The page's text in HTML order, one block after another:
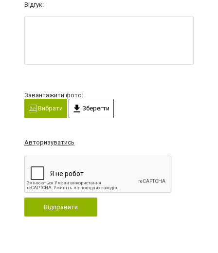
Відгук:
Завантажити фото:
Вибрати
Зберегти
Авторизуватись
Відправити